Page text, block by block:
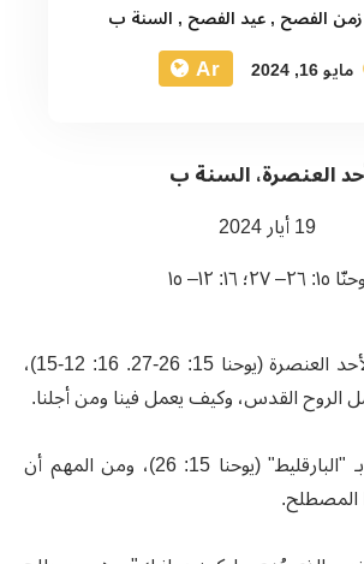
زمن الفصح ,عيد الفصح , السنة ب
مايو 16, 2024
Ar
العنصرة، السنة ب
19 أيار 2024
٢٧؛ ١٦: ١٢– ١٥
في مقطع الإنجيل لأحد العنصرة (يوحنا 15: 26-27. 16: 12-15)،
القدس، وكيف يعمل فينا ومن أجلنا.
يسمي يسوع الروح بـ "البارقليط" (يوحنا 15: 26)، ومن المهم أن
المصطلح.